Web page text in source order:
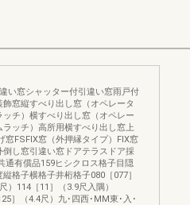
い窓シャッター付引違い窓雨戸付
窓縦すべり出し窓（オペレータ
チ）横すべり出し窓（オペレー
ッチ）高所用横すべり出し窓上
窓FSFIX窓（外押縁タイプ）FIX窓
倒し窓引違い窓ドアテラスドア採
通有償品159ヒシクロス格子目隠
格子横格子井桁格子080［077］
）114［11］（3.9尺入隅）
］（4.4尺）九･四西･MM東･入･